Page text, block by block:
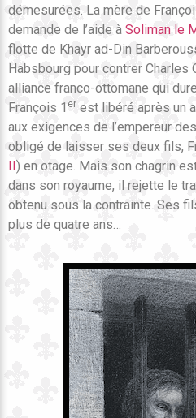
démesurées. La mère de
demande de l’aide à Soliman le
flotte de Khayr ad-Din
Habsbourg pour contrer Charles
alliance franco-ottomane qui
François 1 er est libéré après un
aux exigences de l’empereur
obligé de laisser ses deux fils,
II) en otage. Mais son chagrin
dans son royaume, il rejette le
obtenu sous la contrainte. Ses
plus de quatre ans…